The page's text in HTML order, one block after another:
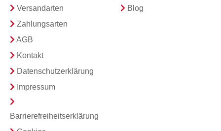
Versandarten
Zahlungsarten
AGB
Kontakt
Datenschutzerklärung
Impressum
Barrierefreiheitserklärung
Blog